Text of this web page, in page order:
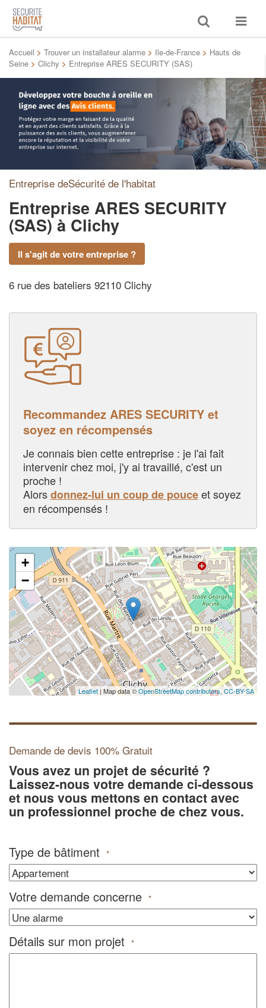
Toggle
search
Toggle
Accueil > Trouver un installateur alarme > Ile-de-France > Hauts de
Seine > Clichy > Entreprise ARES SECURITY (SAS)
Entreprise deSécurité de l'habitat
Entreprise ARES SECURITY
(SAS)à Clichy
Il s'agit de votre entreprise ?
6 rue des bateliers 92110 Clichy
Recommandez ARES SECURITY et
soyez en récompensés
Je connais bien cette entreprise : je l'ai fait
intervenir chez moi, j'y ai travaillé, c'est un
proche !
Alorsdonnez-lui un coup de pouceet soyez
en récompensés !
+
−
Leaflet | Map data ©OpenStreetMap contributors, CC-BY-SA
Demande de devis 100% Gratuit
Vous avez un projet de sécurité ?
Laissez-nous votre demande ci-dessous
et nous vous mettons en contact avec
un professionnel proche de chez vous.
Type de bâtiment *
Votre demande concerne *
Détails sur mon projet *